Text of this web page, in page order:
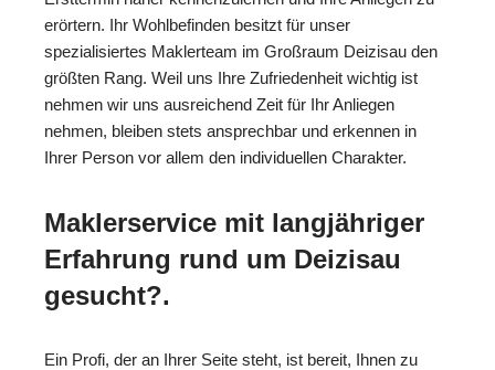
erörtern. Ihr Wohlbefinden besitzt für unser
spezialisiertes Maklerteam im Großraum Deizisau den
größten Rang. Weil uns Ihre Zufriedenheit wichtig ist
nehmen wir uns ausreichend Zeit für Ihr Anliegen
nehmen, bleiben stets ansprechbar und erkennen in
Ihrer Person vor allem den individuellen Charakter.
Maklerservice mit langjähriger
Erfahrung rund um Deizisau
gesucht?.
Ein Profi, der an Ihrer Seite steht, ist bereit, Ihnen zu